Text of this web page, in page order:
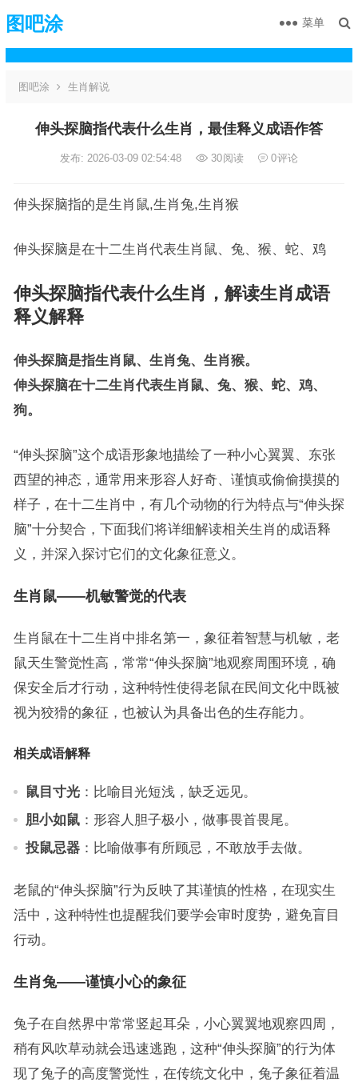
图吧涂 菜单
图吧涂 生肖解说
伸头探脑指代表什么生肖，最佳释义成语作答
发布: 2026-03-09 02:54:48 30阅读 0评论
伸头探脑指的是生肖鼠,生肖兔,生肖猴
伸头探脑是在十二生肖代表生肖鼠、兔、猴、蛇、鸡
伸头探脑指代表什么生肖，解读生肖成语
释义解释
伸头探脑是指生肖鼠、生肖兔、生肖猴。
伸头探脑在十二生肖代表生肖鼠、兔、猴、蛇、鸡、
狗。
“伸头探脑”这个成语形象地描绘了一种小心翼翼、东张
西望的神态，通常用来形容人好奇、谨慎或偷偷摸摸的
样子，在十二生肖中，有几个动物的行为特点与“伸头探
脑”十分契合，下面我们将详细解读相关生肖的成语释
义，并深入探讨它们的文化象征意义。
生肖鼠——机敏警觉的代表
生肖鼠在十二生肖中排名第一，象征着智慧与机敏，老
鼠天生警觉性高，常常“伸头探脑”地观察周围环境，确
保安全后才行动，这种特性使得老鼠在民间文化中既被
视为狡猾的象征，也被认为具备出色的生存能力。
相关成语解释
鼠目寸光：比喻目光短浅，缺乏远见。
胆小如鼠：形容人胆子极小，做事畏首畏尾。
投鼠忌器：比喻做事有所顾忌，不敢放手去做。
老鼠的“伸头探脑”行为反映了其谨慎的性格，在现实生
活中，这种特性也提醒我们要学会审时度势，避免盲目
行动。
生肖兔——谨慎小心的象征
兔子在自然界中常常竖起耳朵，小心翼翼地观察四周，
稍有风吹草动就会迅速逃跑，这种“伸头探脑”的行为体
现了兔子的高度警觉性，在传统文化中，兔子象征着温